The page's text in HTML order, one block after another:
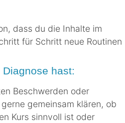
dass du die Inhalte im
für Schritt neue Routinen
hast:
Beschwerden oder
gemeinsam klären, ob
Kurs sinnvoll ist oder